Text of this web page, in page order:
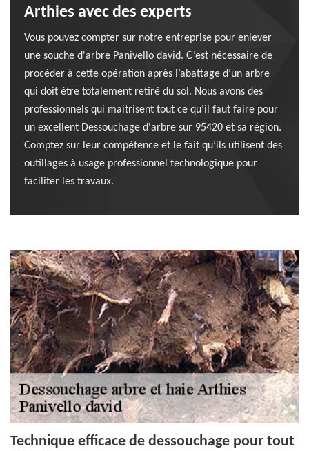
Arthies avec des experts
Vous pouvez compter sur notre entreprise pour enlever
une souche d'arbre Panivello david. C’est nécessaire de
procéder à cette opération après l’abattage d’un arbre
qui doit être totalement retiré du sol. Nous avons des
professionnels qui maitrisent tout ce qu’il faut faire pour
un excellent Dessouchage d'arbre sur 95420 et sa région.
Comptez sur leur compétence et le fait qu’ils utilisent des
outillages à usage professionnel technologique pour
faciliter les travaux.
Technique efficace de dessouchage pour tout